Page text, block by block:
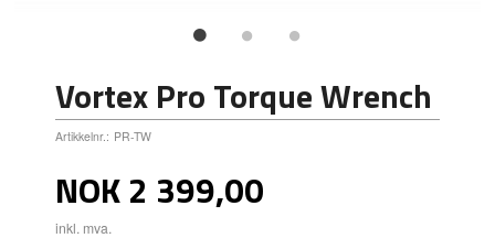
Vortex Pro Torque Wrench
Artikkelnr.: PR-TW
Pris
NOK2 399,00
inkl. mva.